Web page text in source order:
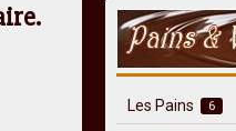
Les Pains 6